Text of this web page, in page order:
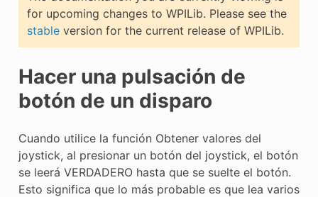
for upcoming changes to WPILib. Please see the
stableversion for the current release of WPILib.
Hacer una pulsación de
botón de un disparo
Cuando utilice la función Obtener valores del
joystick, al presionar un botón del joystick, el botón
se leerá VERDADERO hasta que se suelte el botón.
Esto significa que lo más probable es que lea varios